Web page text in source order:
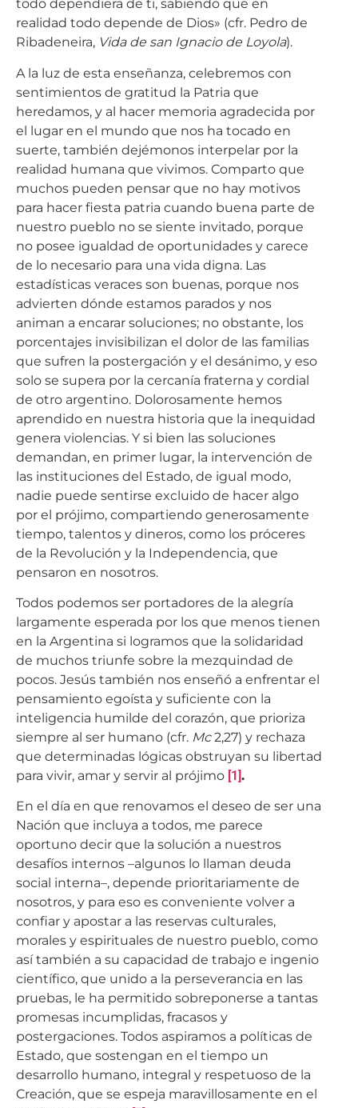
todo dependiera de ti, sabiendo que en
realidad todo depende de Dios» (cfr. Pedro de
Ribadeneira, Vida de san Ignacio de Loyola).
A la luz de esta enseñanza, celebremos con
sentimientos de gratitud la Patria que
heredamos, y al hacer memoria agradecida por
el lugar en el mundo que nos ha tocado en
suerte, también dejémonos interpelar por la
realidad humana que vivimos. Comparto que
muchos pueden pensar que no hay motivos
para hacer fiesta patria cuando buena parte de
nuestro pueblo no se siente invitado, porque
no posee igualdad de oportunidades y carece
de lo necesario para una vida digna. Las
estadísticas veraces son buenas, porque nos
advierten dónde estamos parados y nos
animan a encarar soluciones; no obstante, los
porcentajes invisibilizan el dolor de las familias
que sufren la postergación y el desánimo, y eso
solo se supera por la cercanía fraterna y cordial
de otro argentino. Dolorosamente hemos
aprendido en nuestra historia que la inequidad
genera violencias. Y si bien las soluciones
demandan, en primer lugar, la intervención de
las instituciones del Estado, de igual modo,
nadie puede sentirse excluido de hacer algo
por el prójimo, compartiendo generosamente
tiempo, talentos y dineros, como los próceres
de la Revolución y la Independencia, que
pensaron en nosotros.
Todos podemos ser portadores de la alegría
largamente esperada por los que menos tienen
en la Argentina si logramos que la solidaridad
de muchos triunfe sobre la mezquindad de
pocos. Jesús también nos enseñó a enfrentar el
pensamiento egoísta y suficiente con la
inteligencia humilde del corazón, que prioriza
siempre al ser humano (cfr. Mc2,27) y rechaza
que determinadas lógicas obstruyan su libertad
para vivir, amar y servir al prójimo [1].
En el día en que renovamos el deseo de ser una
Nación que incluya a todos, me parece
oportuno decir que la solución a nuestros
desafíos internos –algunos lo llaman deuda
social interna–, depende prioritariamente de
nosotros, y para eso es conveniente volver a
confiar y apostar a las reservas culturales,
morales y espirituales de nuestro pueblo, como
así también a su capacidad de trabajo e ingenio
científico, que unido a la perseverancia en las
pruebas, le ha permitido sobreponerse a tantas
promesas incumplidas, fracasos y
postergaciones. Todos aspiramos a políticas de
Estado, que sostengan en el tiempo un
desarrollo humano, integral y respetuoso de la
Creación, que se espeja maravillosamente en el